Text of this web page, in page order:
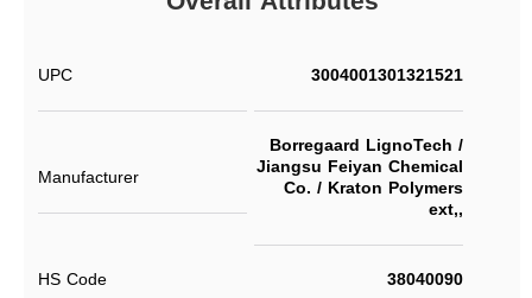
UPC 3004001301321521
Manufacturer
Borregaard LignoTech /
Jiangsu Feiyan Chemical
Co. / Kraton Polymers
ext,,
HS Code 38040090